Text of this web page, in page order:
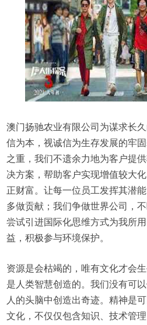
澳门扬驰农业有限公司为谋求长
信为本，视诚信为生存发展的牢
之重，我们不遗余力地为客户提
决方案，帮助客户实现增值较大
正财富。让每一位员工发挥其潜
多做贡献；我们争做世界公司，
尝试引进国际化思维方式为我所
益，积极参与环境保护。
资源是会枯竭的，唯有文化才会
是人类智慧创造的。我们没有可
人的头脑中创造出奇迹。精神是
文化，不仅仅包含知识、技术管